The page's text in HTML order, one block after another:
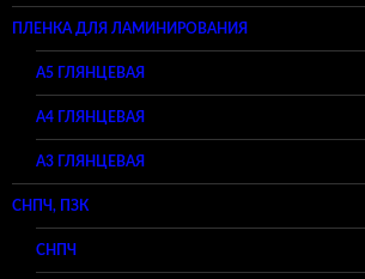
ПЛЕНКА ДЛЯ ЛАМИНИРОВАНИЯ
A5 ГЛЯНЦЕВАЯ
А4 ГЛЯНЦЕВАЯ
A3 ГЛЯНЦЕВАЯ
СНПЧ, ПЗК
СНПЧ